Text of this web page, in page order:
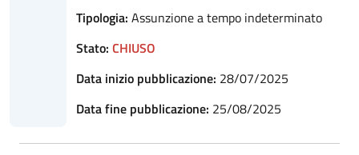
Tipologia: Assunzione a tempo indeterminato
Stato: CHIUSO
Data inizio pubblicazione: 28/07/2025
Data fine pubblicazione: 25/08/2025